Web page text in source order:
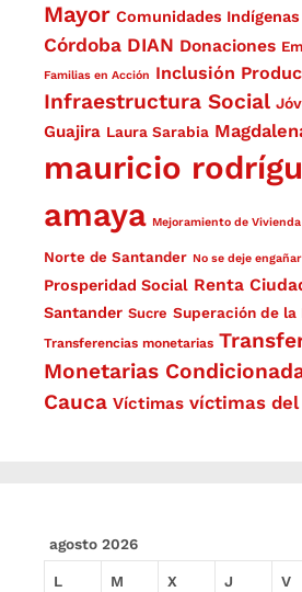
Mayor Comunidades Indígenas
Córdoba DIAN Donaciones
Familias en Acción Inclusión
Infraestructura Social
Guajira Laura Sarabia
mauricio
amaya Mejoramiento de Vivienda
Norte de Santander No se deje engañar
Prosperidad Social Renta
Santander Sucre Superación de la
Transferencias monetarias
Monetarias
Cauca Víctimas víctimas
agosto 2026
L M X J V